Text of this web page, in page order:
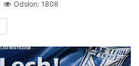
Odsłon: 1808